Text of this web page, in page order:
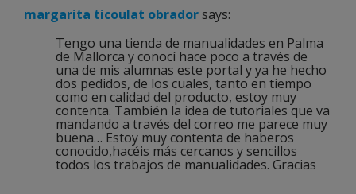
margarita ticoulat obradorsays:
Tengo una tienda de manualidades en Palma
de Mallorca y conocí hace poco a través de
una de mis alumnas este portal y ya he hecho
dos pedidos, de los cuales, tanto en tiempo
como en calidad del producto, estoy muy
contenta. También la idea de tutoriales que va
mandando a través del correo me parece muy
buena… Estoy muy contenta de haberos
conocido,hacéis más cercanos y sencillos
todos los trabajos de manualidades. Gracias